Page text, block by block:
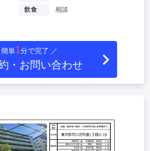
飲食
相談
簡単1分で完了 ／
・お問い合わせ